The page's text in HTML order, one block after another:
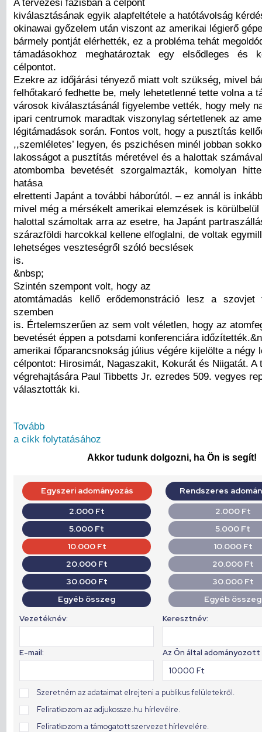
kiválasztásának egyik alapfeltétele a hatótávolság
okinawai győzelem után viszont az amerikai légierő
bármely pontját elérhették, ez a probléma tehát
támadásokhoz meghatároztak egy elsődleges és
célpontot.
Ezekre az időjárási tényező miatt volt szükség, mivel
felhőtakaró fedhette be, mely lehetetlenné tette volna a
városok kiválasztásánál figyelembe vették, hogy mely
ipari centrumok maradtak viszonylag sértetlenek az
légitámadások során. Fontos volt, hogy a pusztítás
,,szemléletes’ legyen, és pszichésen minél jobban
lakosságot a pusztítás méretével és a halottak
atombomba bevetését szorgalmazták, komolyan
hatása
elrettenti Japánt a további háborútól. – ez annál is
mivel még a mérsékelt amerikai elemzések is körülbelül
halottal számoltak arra az esetre, ha Japánt
szárazföldi harcokkal kellene elfoglalni, de voltak
lehetséges veszteségről szóló becslések
is.
&nbsp;
Szintén szempont volt, hogy az
atomtámadás kellő erődemonstráció lesz a szovjet
szemben
is. Értelemszerűen az sem volt véletlen, hogy az
bevetését éppen a potsdami konferenciára
amerikai főparancsnokság július végére kijelölte a négy
célpontot: Hirosimát, Nagaszakit, Kokurát és Niigatát. A
végrehajtására Paul Tibbetts Jr. ezredes 509. vegyes
választották ki.
Tovább
a cikk folytatásához
Akkor tudunk dolgozni, ha Ön is segít!